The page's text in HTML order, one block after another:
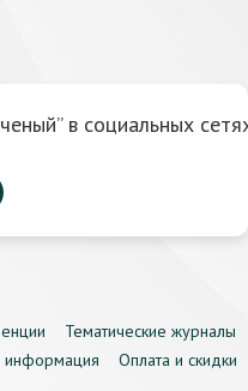
в социальных
Тематические журналы
информация
Оплата и скидки